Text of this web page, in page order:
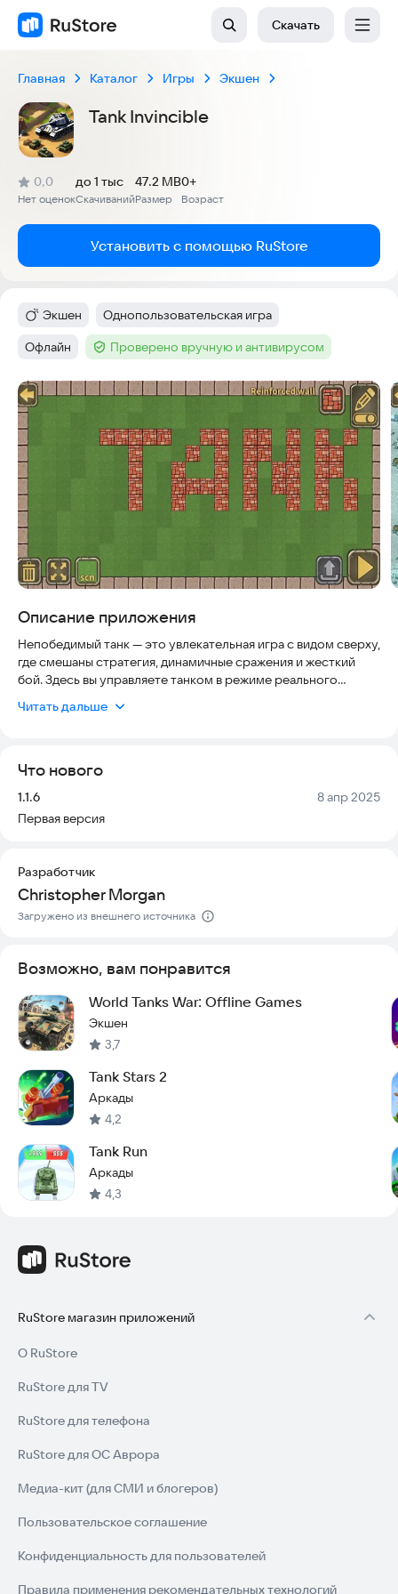
Скачать
Главная Каталог Игры Экшен
Tank Invincible
Рейтинг:
0,0
(
Нет оценок
)
Скачиваний
до 1 тыс
Размер
47.2 MB
Возраст
0+
Установить с помощью RuStore
Категория
Экшен Тег:
Однопользовательская игра
Тег:
Офлайн Тег :Проверено вручную и антивирусом
Скриншоты
Описание приложения
Непобедимый танк — это увлекательная игра с видом сверху,
где смешаны стратегия, динамичные сражения и жесткий
бой. Здесь вы управляете танком в режиме реального
стрелять. Игра постоянно держит в напряжении: каждый
делает проект интересным как для обычных игроков, так и
для тех, кто любит сложные вызовы.
стабильно на современных устройствах, не требует
сложной настройки и полностью готова к запуску сразу
после установки.
свои навыки в бою!
Читать дальше
Что нового
Версия:
1.1.6 Дата:
8 апр 2025
Первая версия
Разработчик
Christopher Morgan
Загружено из внешнего источника
Возможно, вам понравится
World Tanks War: Offline Games
Экшен
3,7
Tank Stars 2
Аркады
4,2
Tank Run
Аркады
4,3
RuStore магазин приложений
О RuStore
RuStore для TV
RuStore для телефона
RuStore для ОС Аврора
Медиа-кит (для СМИ и блогеров)
Пользовательское соглашение
Конфиденциальность для пользователей
Правила применения рекомендательных технологий